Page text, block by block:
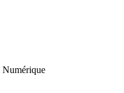
Numérique